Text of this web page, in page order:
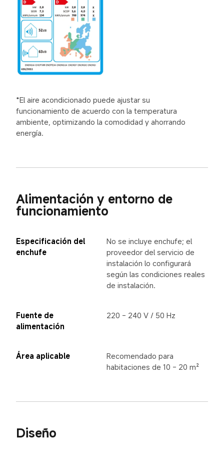
*El aire acondicionado puede ajustar su
funcionamiento de acuerdo con la temperatura
ambiente, optimizando la comodidad y ahorrando
energía.
Alimentación y entorno de
funcionamiento
Especificación del
enchufe
No se incluye enchufe; el
proveedor del servicio de
instalación lo configurará
según las condiciones reales
de instalación.
Fuente de
alimentación
220 - 240 V / 50 Hz
Área aplicable
Recomendado para
habitaciones de 10 - 20 m²
Diseño